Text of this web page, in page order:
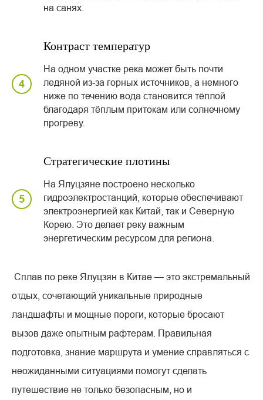
на санях.
Контраст температур
На одном участке река может быть почти
ледяной из-за горных источников, а немного
ниже по течению вода становится тёплой
благодаря тёплым притокам или солнечному
прогреву.
Стратегические плотины
На Ялуцзяне построено несколько
гидроэлектростанций, которые обеспечивают
электроэнергией как Китай, так и Северную
Корею. Это делает реку важным
энергетическим ресурсом для региона.
Сплав по реке Ялуцзян в Китае — это экстремальный
отдых, сочетающий уникальные природные
ландшафты и мощные пороги, которые бросают
вызов даже опытным рафтерам. Правильная
подготовка, знание маршрута и умение справляться с
неожиданными ситуациями помогут сделать
путешествие не только безопасным, но и